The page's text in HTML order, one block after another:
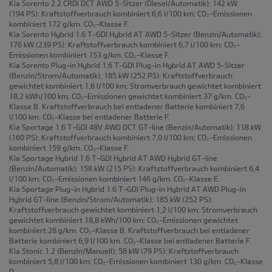
Kia Sorento 2.2 CRDi DCT AWD 5-Sitzer (Diesel/Automatik); 142 kW
(194 PS): Kraftstoffverbrauch kombiniert 6,6 l/100 km; CO₂-Emissionen
kombiniert 172 g/km. CO₂-Klasse F.
Kia Sorento Hybrid 1.6 T-GDI Hybrid AT AWD 5-Sitzer (Benzin/Automatik);
176 kW (239 PS): Kraftstoffverbrauch kombiniert 6,7 l/100 km; CO₂-
Emissionen kombiniert 153 g/km. CO₂-Klasse F.
Kia Sorento Plug-in Hybrid 1.6 T-GDI Plug-in Hybrid AT AWD 5-Sitzer
(Benzin/Strom/Automatik); 185 kW (252 PS): Kraftstoffverbrauch
gewichtet kombiniert 1,6 l/100 km; Stromverbrauch gewichtet kombiniert
18,2 kWh/100 km; CO₂-Emissionen gewichtet kombiniert 37 g/km. CO₂-
Klasse B. Kraftstoffverbrauch bei entladener Batterie kombiniert 7,6
l/100 km. CO₂-Klasse bei entladener Batterie F.
Kia Sportage 1.6 T-GDI 48V AWD DCT GT-line (Benzin/Automatik); 118 kW
(160 PS): Kraftstoffverbrauch kombiniert 7,0 l/100 km; CO₂-Emissionen
kombiniert 159 g/km. CO₂-Klasse F.
Kia Sportage Hybrid 1.6 T-GDI Hybrid AT AWD Hybrid GT-line
(Benzin/Automatik); 158 kW (215 PS): Kraftstoffverbrauch kombiniert 6,4
l/100 km; CO₂-Emissionen kombiniert 146 g/km. CO₂-Klasse E.
Kia Sportage Plug-in Hybrid 1.6 T-GDI Plug-in Hybrid AT AWD Plug-in
Hybrid GT-line (Benzin/Strom/Automatik); 185 kW (252 PS):
Kraftstoffverbrauch gewichtet kombiniert 1,2 l/100 km; Stromverbrauch
gewichtet kombiniert 18,8 kWh/100 km; CO₂-Emissionen gewichtet
kombiniert 28 g/km. CO₂-Klasse B. Kraftstoffverbrauch bei entladener
Batterie kombiniert 6,9 l/100 km. CO₂-Klasse bei entladener Batterie F.
Kia Stonic 1.2 (Benzin/Manuell); 58 kW (79 PS): Kraftstoffverbrauch
kombiniert 5,8 l/100 km; CO₂-Emissionen kombiniert 130 g/km. CO₂-Klasse